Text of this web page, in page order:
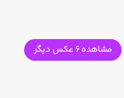
مشاهده 6 عکس دیگر